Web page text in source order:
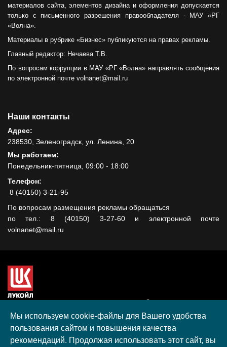
материалов сайта, элементов дизайна и оформления допускается
только с письменного разрешения правообладателя - МАУ «РГ
«Волна».
Материалы в рубрике «Бизнес» публикуются на правах рекламы.
Главный редактор: Нечаева Т.В.
По вопросам коррупции в МАУ «РГ «Волна» направлять сообщения
по электронной почте volnanet@mail.ru
Наши контакты
Адрес:
238530, Зеленоградск, ул. Ленина, 20
Мы работаем:
Понедельник-пятница, 09:00 - 18:00
Телефон:
8 (40150) 3-21-95
По вопросам размещения рекламы обращаться
по тел.: 8 (40150) 3-27-60 и электронной почте
volnanet@mail.ru
гранта, полученного в рамках XIII Конкурса социальных и
культурных проектов ПАО "ЛУКОЙЛ" на территории
Калининградской области в 2020 году
Мы используем cookie-файлы для Вашего удобства
пользования сайтом и повышения качества
рекомендаций. Продолжая использовать этот сайт, вы